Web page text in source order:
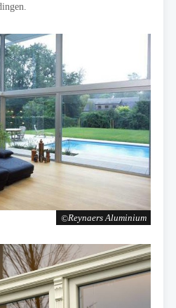
Reynaers Aluminium